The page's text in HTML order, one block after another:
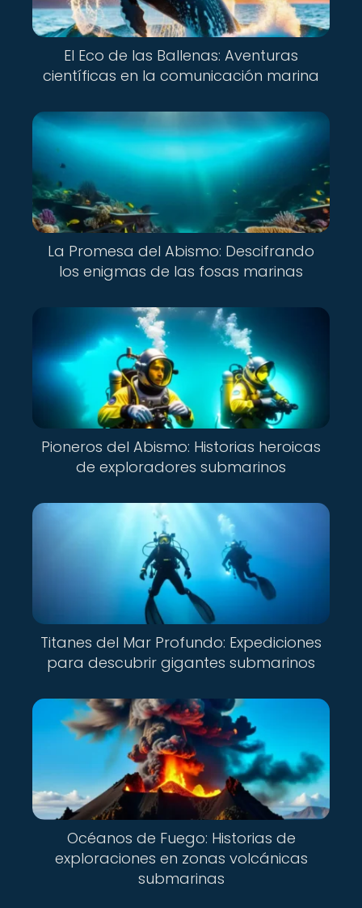
El Eco de las Ballenas: Aventuras
científicas en la comunicación marina
La Promesa del Abismo: Descifrando
los enigmas de las fosas marinas
Pioneros del Abismo: Historias heroicas
de exploradores submarinos
Titanes del Mar Profundo: Expediciones
para descubrir gigantes submarinos
Océanos de Fuego: Historias de
exploraciones en zonas volcánicas
submarinas